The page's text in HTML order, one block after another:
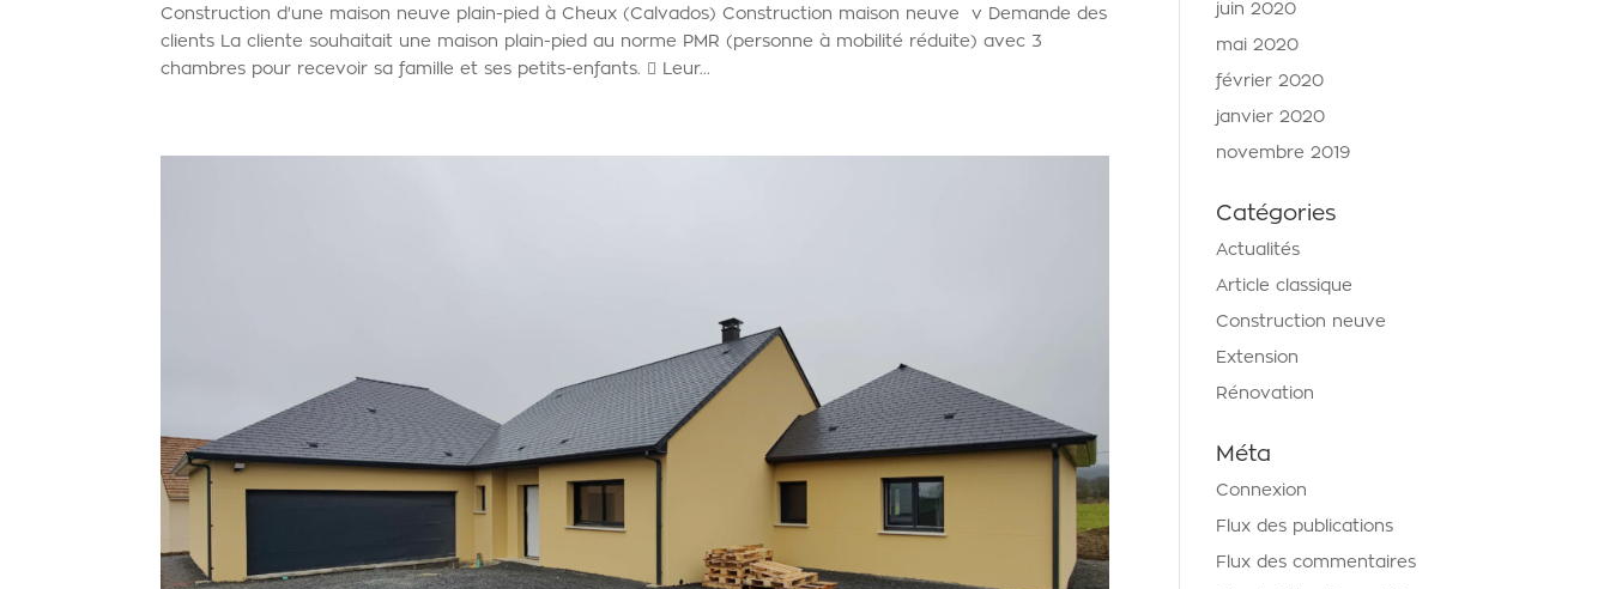
Construction d'une maison neuve plain-pied à Cheux (Calvados) Construction maison neuve v Demande des
clients La cliente souhaitait une maison plain-pied au norme PMR (personne à mobilité réduite) avec 3
chambres pour recevoir sa famille et ses petits-enfants.  Leur...
juin 2020
mai 2020
février 2020
janvier 2020
novembre 2019
Catégories
Actualités
Article classique
Construction neuve
Extension
Rénovation
Méta
Connexion
Flux des publications
Flux des commentaires